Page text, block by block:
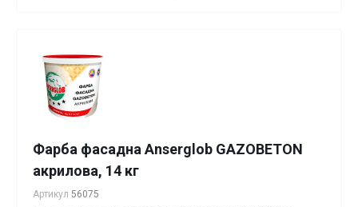
Фарба фасадна Anserglob GAZOBETON
акрилова, 14 кг
Артикул 56075